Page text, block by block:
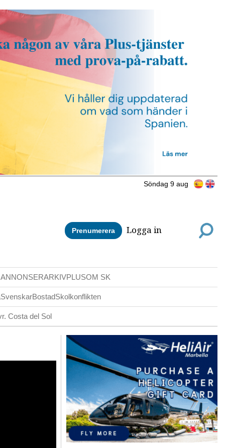
Söndag 9 aug
Prenumerera Logga in
ARKIVPLUSOM SK
SvenskarBostadSkolkonflikten
Costa del Sol